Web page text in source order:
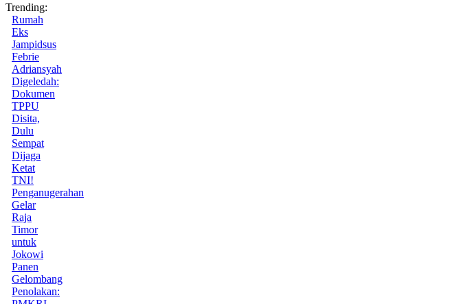
Trending:
Rumah
Eks
Jampidsus
Febrie
Adriansyah
Digeledah:
Dokumen
TPPU
Disita,
Dulu
Sempat
Dijaga
Ketat
TNI!
Penganugerahan
Gelar
Raja
Timor
untuk
Jokowi
Panen
Gelombang
Penolakan: